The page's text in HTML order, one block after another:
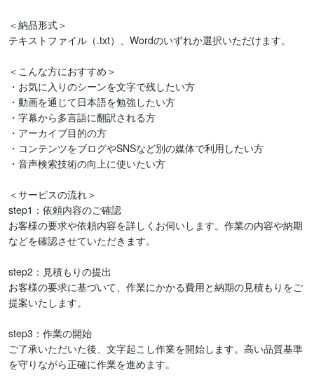
＜納品形式＞
テキストファイル（.txt）、Wordのいずれか選択いただけます。
＜こんな方におすすめ＞
・お気に入りのシーンを文字で残したい方
・動画を通じて日本語を勉強したい方
・字幕から多言語に翻訳される方
・アーカイブ目的の方
・コンテンツをブログやSNSなど別の媒体で利用したい方
・音声検索技術の向上に使いたい方
＜サービスの流れ＞
step1：依頼内容のご確認
お客様の要求や依頼内容を詳しくお伺いします。作業の内容や納期
などを確認させていただきます。
step2：見積もりの提出
お客様の要求に基づいて、作業にかかる費用と納期の見積もりをご
提案いたします。
step3：作業の開始
ご了承いただいた後、文字起こし作業を開始します。高い品質基準
を守りながら正確に作業を進めます。